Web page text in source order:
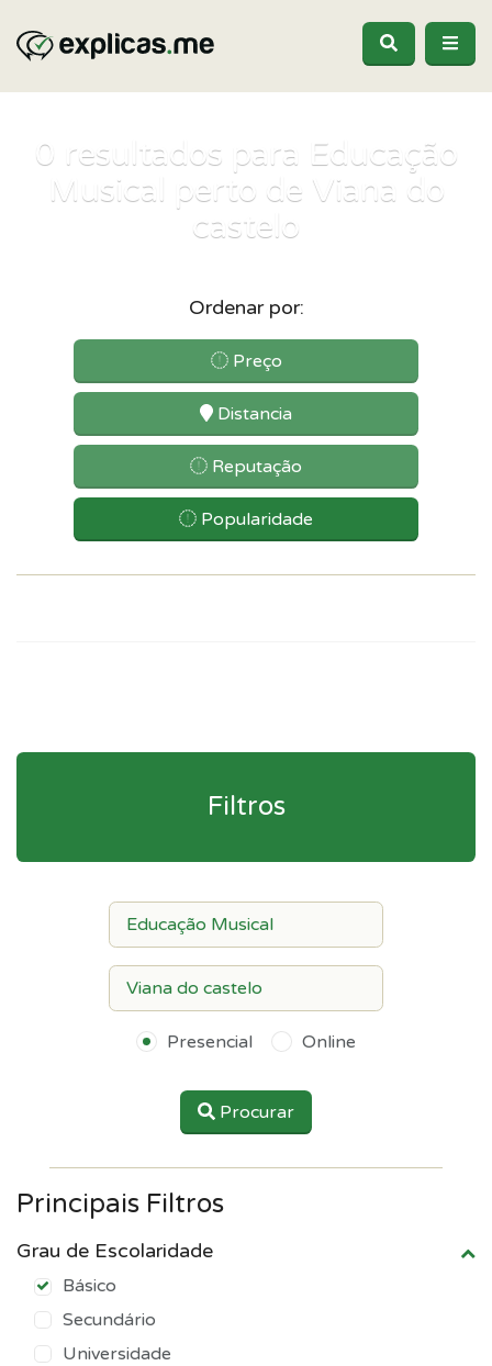
0 resultados para Educação
Musical perto de Viana do
castelo
Ordenar por:
Preço
Distancia
Reputação
Popularidade
Filtros
Presencial Online
Procurar
Principais Filtros
Grau de Escolaridade
Básico
Secundário
Universidade